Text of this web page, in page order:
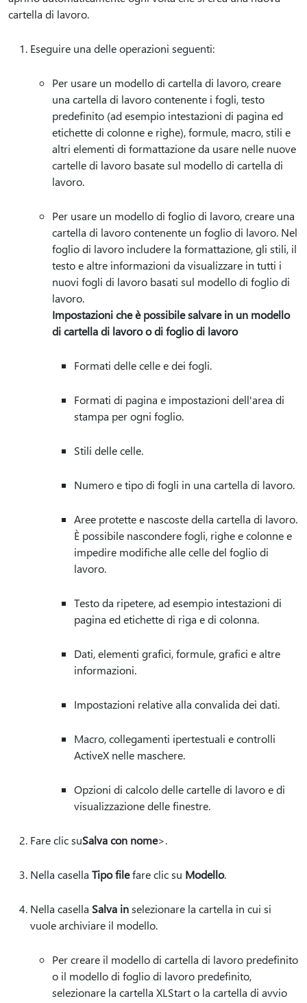
cartella di lavoro.
Eseguire una delle operazioni seguenti:
Per usare un modello di cartella di lavoro, creare
una cartella di lavoro contenente i fogli, testo
predefinito (ad esempio intestazioni di pagina ed
etichette di colonne e righe), formule, macro, stili e
altri elementi di formattazione da usare nelle nuove
cartelle di lavoro basate sul modello di cartella di
lavoro.
Per usare un modello di foglio di lavoro, creare una
cartella di lavoro contenente un foglio di lavoro. Nel
foglio di lavoro includere la formattazione, gli stili, il
testo e altre informazioni da visualizzare in tutti i
nuovi fogli di lavoro basati sul modello di foglio di
lavoro.
Impostazioni che è possibile salvare in un modello
di cartella di lavoro o di foglio di lavoro
Formati delle celle e dei fogli.
Formati di pagina e impostazioni dell'area di
stampa per ogni foglio.
Stili delle celle.
Numero e tipo di fogli in una cartella di lavoro.
Aree protette e nascoste della cartella di lavoro.
È possibile nascondere fogli, righe e colonne e
impedire modifiche alle celle del foglio di
lavoro.
Testo da ripetere, ad esempio intestazioni di
pagina ed etichette di riga e di colonna.
Dati, elementi grafici, formule, grafici e altre
informazioni.
Impostazioni relative alla convalida dei dati.
Macro, collegamenti ipertestuali e controlli
ActiveX nelle maschere.
Opzioni di calcolo delle cartelle di lavoro e di
visualizzazione delle finestre.
Fare clic suSalva con nome>.
Nella casella Tipo filefare clic su Modello.
Nella casella Salva inselezionare la cartella in cui si
vuole archiviare il modello.
Per creare il modello di cartella di lavoro predefinito
o il modello di foglio di lavoro predefinito,
selezionare la cartella XLStart o la cartella di avvio